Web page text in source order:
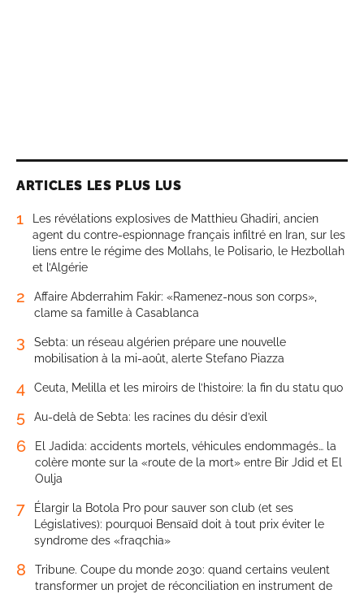
ARTICLES LES PLUS LUS
1
Les révélations explosives de Matthieu Ghadiri, ancien
agent du contre-espionnage français infiltré en Iran, sur les
liens entre le régime des Mollahs, le Polisario, le Hezbollah
et l’Algérie
2
Affaire Abderrahim Fakir: «Ramenez-nous son corps»,
clame sa famille à Casablanca
3
Sebta: un réseau algérien prépare une nouvelle
mobilisation à la mi-août, alerte Stefano Piazza
4 Ceuta, Melilla et les miroirs de l’histoire: la fin du statu quo
5 Au-delà de Sebta: les racines du désir d’exil
6
El Jadida: accidents mortels, véhicules endommagés… la
colère monte sur la «route de la mort» entre Bir Jdid et El
Oulja
7
Élargir la Botola Pro pour sauver son club (et ses
Législatives): pourquoi Bensaïd doit à tout prix éviter le
syndrome des «fraqchia»
8
Tribune. Coupe du monde 2030: quand certains veulent
transformer un projet de réconciliation en instrument de